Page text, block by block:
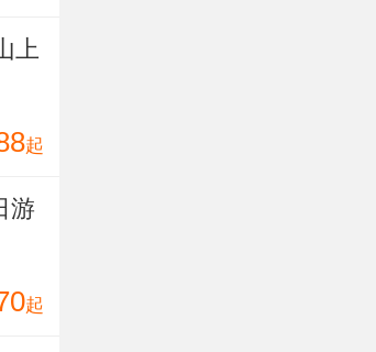
上
起
游
起